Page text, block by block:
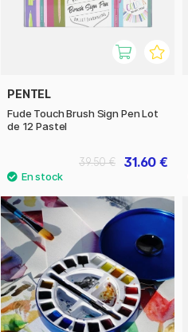
PENTEL
Fude Touch Brush Sign Pen Lot
de 12 Pastel
31.60 €
39.50 €